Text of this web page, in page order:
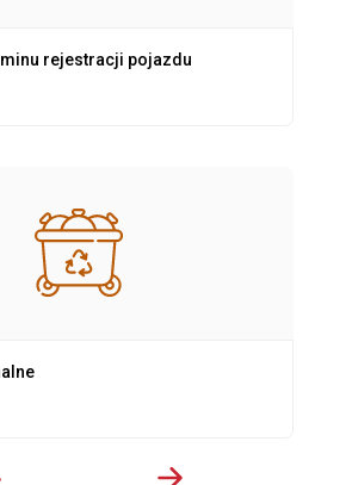
rejestracji pojazdu